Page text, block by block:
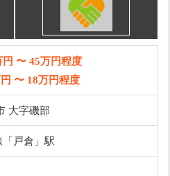
円 〜 45万円程度
〜 18万円程度
大字磯部
「戸倉」駅